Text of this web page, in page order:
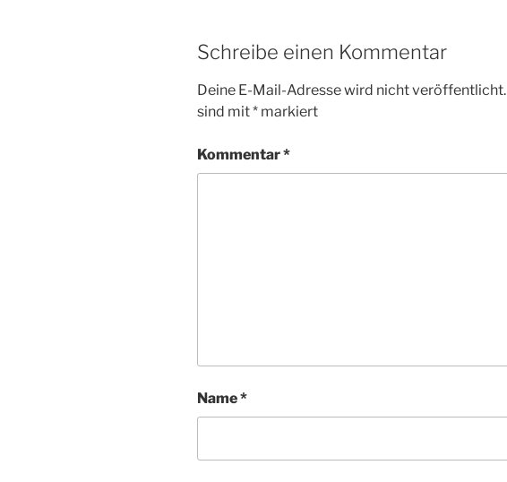
Schreibe einen Kommentar
Deine E-Mail-Adresse wird nicht veröffentlicht.
sind mit* markiert
Kommentar*
Name*